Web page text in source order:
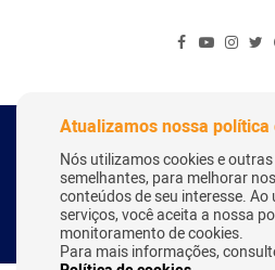
Copyright Webitcoin 2018 - Todos
Desenvolvido por:
Atualizamos nossa
Nós utilizamos cookies e
semelhantes, para melhorar
conteúdos de seu interesse.
serviços, você aceita a nossa
monitoramento de cookies.
Para mais informações,